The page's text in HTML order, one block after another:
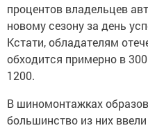
процентов владельцев
новому сезону за день
Кстати, обладателям
обходится примерно в
1200.
В шиномонтажках
большинство из них